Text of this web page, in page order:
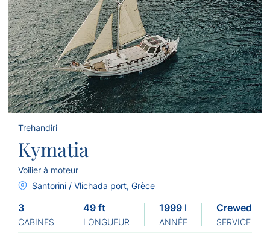
Trehandiri
Kymatia
Voilier à moteur
Santorini / Vlichada port, Grèce
3
CABINES
49 ft
LONGUEUR
1999 Refit: 2023
ANNÉE
Crewed
SERVICE